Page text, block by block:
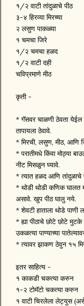
१/२ वाटी तांदुळाचे पीठ
३-४ हिरव्या मिरच्या
२ लसुण पाकळ्या
१ चमचा जिरे
१/२ चमचा हळद
१/२ वाटी दही
चविप्रमाणे मीठ
कृती -
* गॅसवर चाळणी ठेवता येईल
तापायला ठेवावे.
* मिरची, लसुण, मीठ, आणि
* परातीमधे किंवा मोठ्या
नीट मिसळुन घ्यावे.
* त्यात हळद आणि तांदुळाचे
* थोडी थोडी कणिक घालत
असावे. खुप पीठ घालु नये.
* शेवटी हाताला थोडे पाणी
* ह्या पीठाचे छोटे छोटे
उकळत्या पाण्याच्या
* त्यावर झाकण ठेवुन १५
इतर साहित्य -
१ काकडी चकत्या करुन
१-२ टोमॅटो चकत्या करुन
१ वाटी चिरलेला लेट्युस